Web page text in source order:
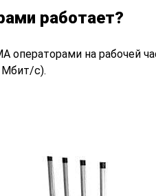
работает?
операторами на рабочей
Мбит/с).